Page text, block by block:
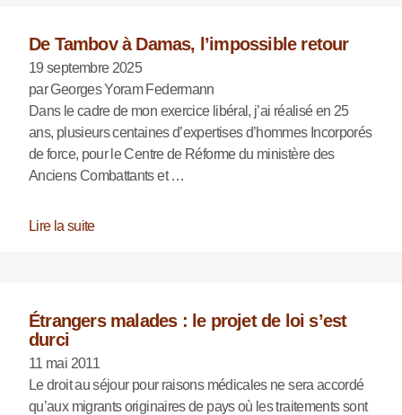
De Tambov à Damas, l’impossible retour
19 septembre 2025
par Georges Yoram Federmann
Dans le cadre de mon exercice libéral, j’ai réalisé en 25
ans, plusieurs centaines d’expertises d’hommes Incorporés
de force, pour le Centre de Réforme du ministère des
Anciens Combattants et …
Lire la suite
Étrangers malades : le projet de loi s’est
durci
11 mai 2011
Le droit au séjour pour raisons médicales ne sera accordé
qu’aux migrants originaires de pays où les traitements sont